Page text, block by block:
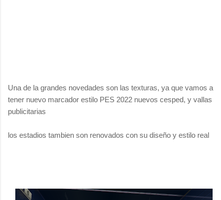
Una de la grandes novedades son las texturas, ya que vamos a
tener nuevo marcador estilo PES 2022 nuevos cesped, y vallas
publicitarias
los estadios tambien son renovados con su diseño y estilo real